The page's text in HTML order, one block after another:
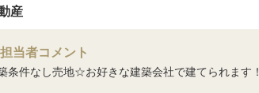
産
当者コメント
条件なし売地☆お好きな建築会社で建てられます！